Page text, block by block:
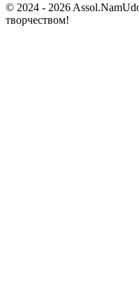
© 2024 - 2026
творчеством!